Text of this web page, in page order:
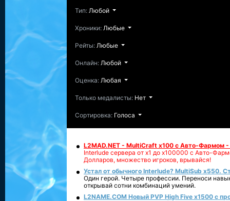
Тип: Любой
Хроники: Любые
Рейты: Любые
Онлайн: Любой
Оценка: Любая
Только медалисты: Нет
Сортировка: Голоса
L2MAD.NET - MultiCraft x100 с Авто-Фармом
Interlude сервера от х1 до х100000 с Авто-
Долларов, множество игроков, врывайся!
Устал от обычного Interlude? MultiSub x550.
Один герой. Четыре профессии. Переноси
открывай сотни комбинаций умений.
L2NAME.COM Новый PVP High Five x1500 с